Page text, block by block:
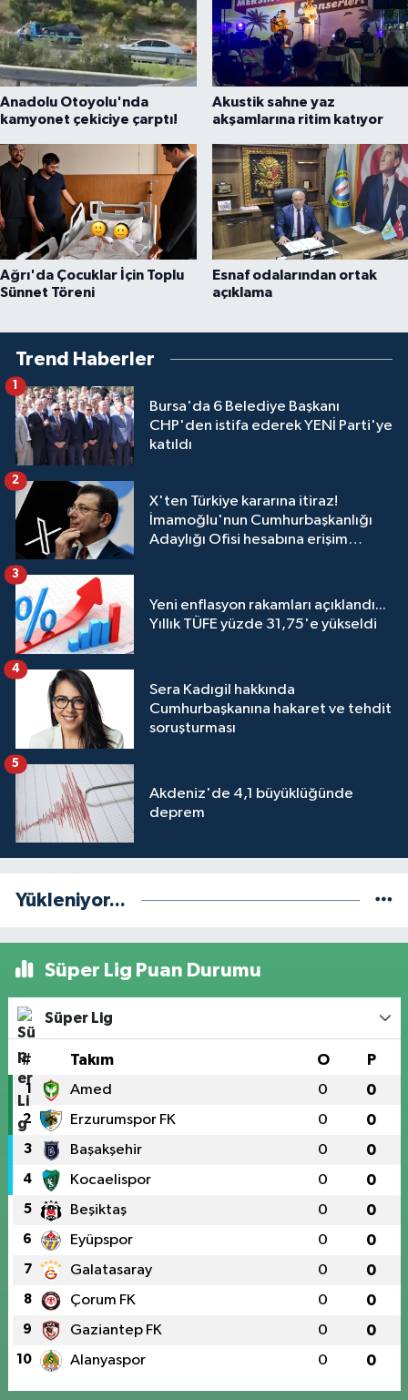
Anadolu Otoyolu'nda
kamyonet çekiciye çarptı!
Akustik sahne yaz
akşamlarına ritim katıyor
Ağrı'da Çocuklar İçin Toplu
Sünnet Töreni
Esnaf odalarından ortak
açıklama
Trend Haberler
Bursa'da 6 Belediye Başkanı
CHP'den istifa ederek YENİ Parti'ye
katıldı
1
X'ten Türkiye kararına itiraz!
İmamoğlu'nun Cumhurbaşkanlığı
Adaylığı Ofisi hesabına erişim
2
Yeni enflasyon rakamları açıklandı...
Yıllık TÜFE yüzde 31,75'e yükseldi
3
Sera Kadıgil hakkında
Cumhurbaşkanına hakaret ve tehdit
soruşturması
4
Akdeniz'de 4,1 büyüklüğünde
deprem
5
Yükleniyor...
Süper Lig Puan Durumu
Süper Lig
# Takım O P
1 Amed 0 0
2 Erzurumspor FK 0 0
3 Başakşehir 0 0
4 Kocaelispor 0 0
5 Beşiktaş 0 0
6 Eyüpspor 0 0
7 Galatasaray 0 0
8 Çorum FK 0 0
9 Gaziantep FK 0 0
10 Alanyaspor 0 0